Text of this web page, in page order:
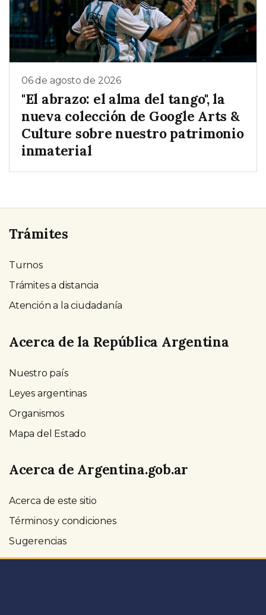
06 de agosto de 2026
"El abrazo: el alma del tango", la
nueva colección de Google Arts &
Culture sobre nuestro patrimonio
inmaterial
Trámites
Turnos
Trámites a distancia
Atención a la ciudadanía
Acerca de la República Argentina
Nuestro país
Leyes argentinas
Organismos
Mapa del Estado
Acerca de Argentina.gob.ar
Acerca de este sitio
Términos y condiciones
Sugerencias